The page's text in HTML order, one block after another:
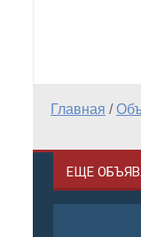
Главная /
ЕЩЕ